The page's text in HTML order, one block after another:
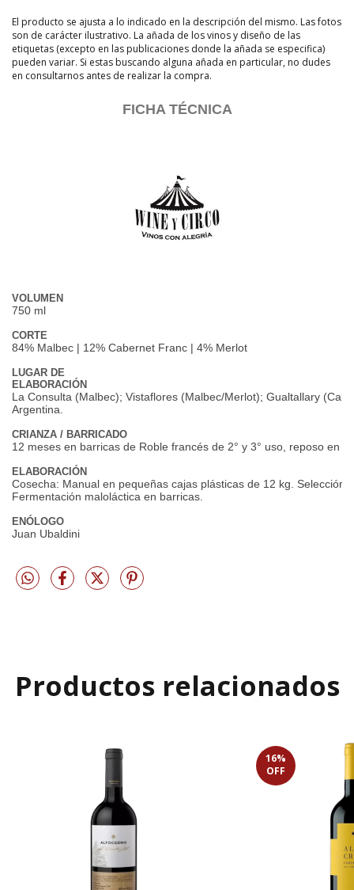
El producto se ajusta a lo indicado en la descripción del mismo. Las fotos
son de carácter ilustrativo. La añada de los vinos y diseño de las
etiquetas (excepto en las publicaciones donde la añada se especifica)
pueden variar. Si estas buscando alguna añada en particular, no dudes
en consultarnos antes de realizar la compra.
FICHA TÉCNICA
VOLUMEN
750 ml
CORTE
84% Malbec | 12% Cabernet Franc | 4% Merlot
LUGAR DE
ELABORACIÓN
La Consulta (Malbec); Vistaflores (Malbec/Merlot); Gualtallary
Argentina.
CRIANZA / BARRICADO
12 meses en barricas de Roble francés de 2° y 3° uso, reposo en
ELABORACIÓN
Cosecha: Manual en pequeñas cajas plásticas de 12 kg.
Fermentación maloláctica en barricas.
ENÓLOGO
Juan Ubaldini
Productos relacionados
16%
OFF